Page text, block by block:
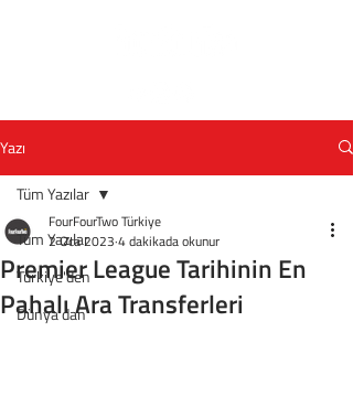
Yazı
Tüm Yazılar
Türkiye'den
Dünya'dan
Tüm Yazılar
Premier League Tarihinin En
Pahalı Ara Transferleri
FourFourTwo Türkiye
2 Oca 2023 4 dakikada okunur